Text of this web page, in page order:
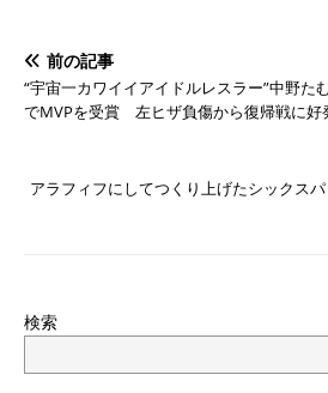
前の記事
“宇宙一カワイイアイドルレスラー”中野た
でMVPを受賞 左ヒザ負傷から復帰戦に好
アラフィフにしてつくり上げたシックス
検索